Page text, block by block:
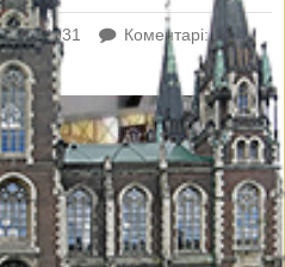
4931
Коментарі: 0